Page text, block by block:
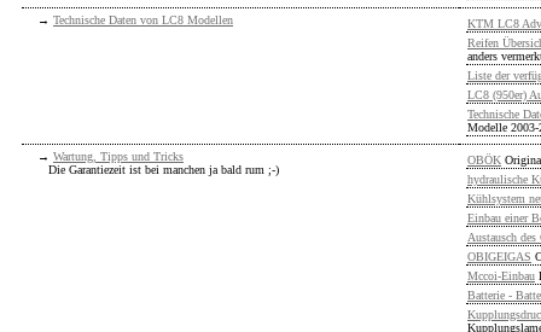
→ Technische Daten von LC8 Modellen
KTM LC8
Reifen
anders
Liste der
LC8 (950er)
Technische
Modelle 2003-
→ Wartung, Tipps und Tricks
Die Garantiezeit ist bei manchen ja bald rum ;-)
OBÖK
hydraulische
Kühlsystem
Einbau einer
Austausch
OBIGEIGAS
Mccoi-Einbau
Batterie -